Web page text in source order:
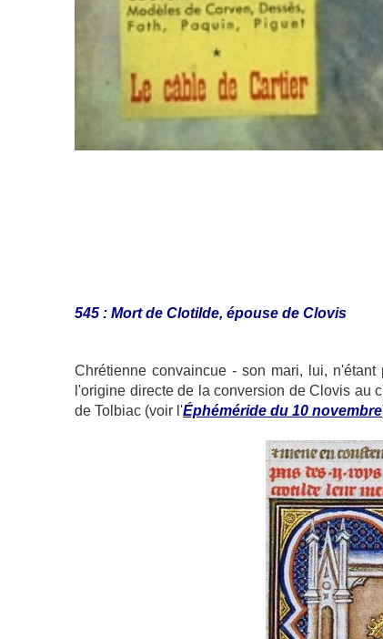
545 : Mort de Clotilde, épouse de Clovis
Chrétienne convaincue - son mari, lui, n'étant
l'origine directe de la conversion de Clovis au
de Tolbiac (voir l'Éphéméride du 10 novembre